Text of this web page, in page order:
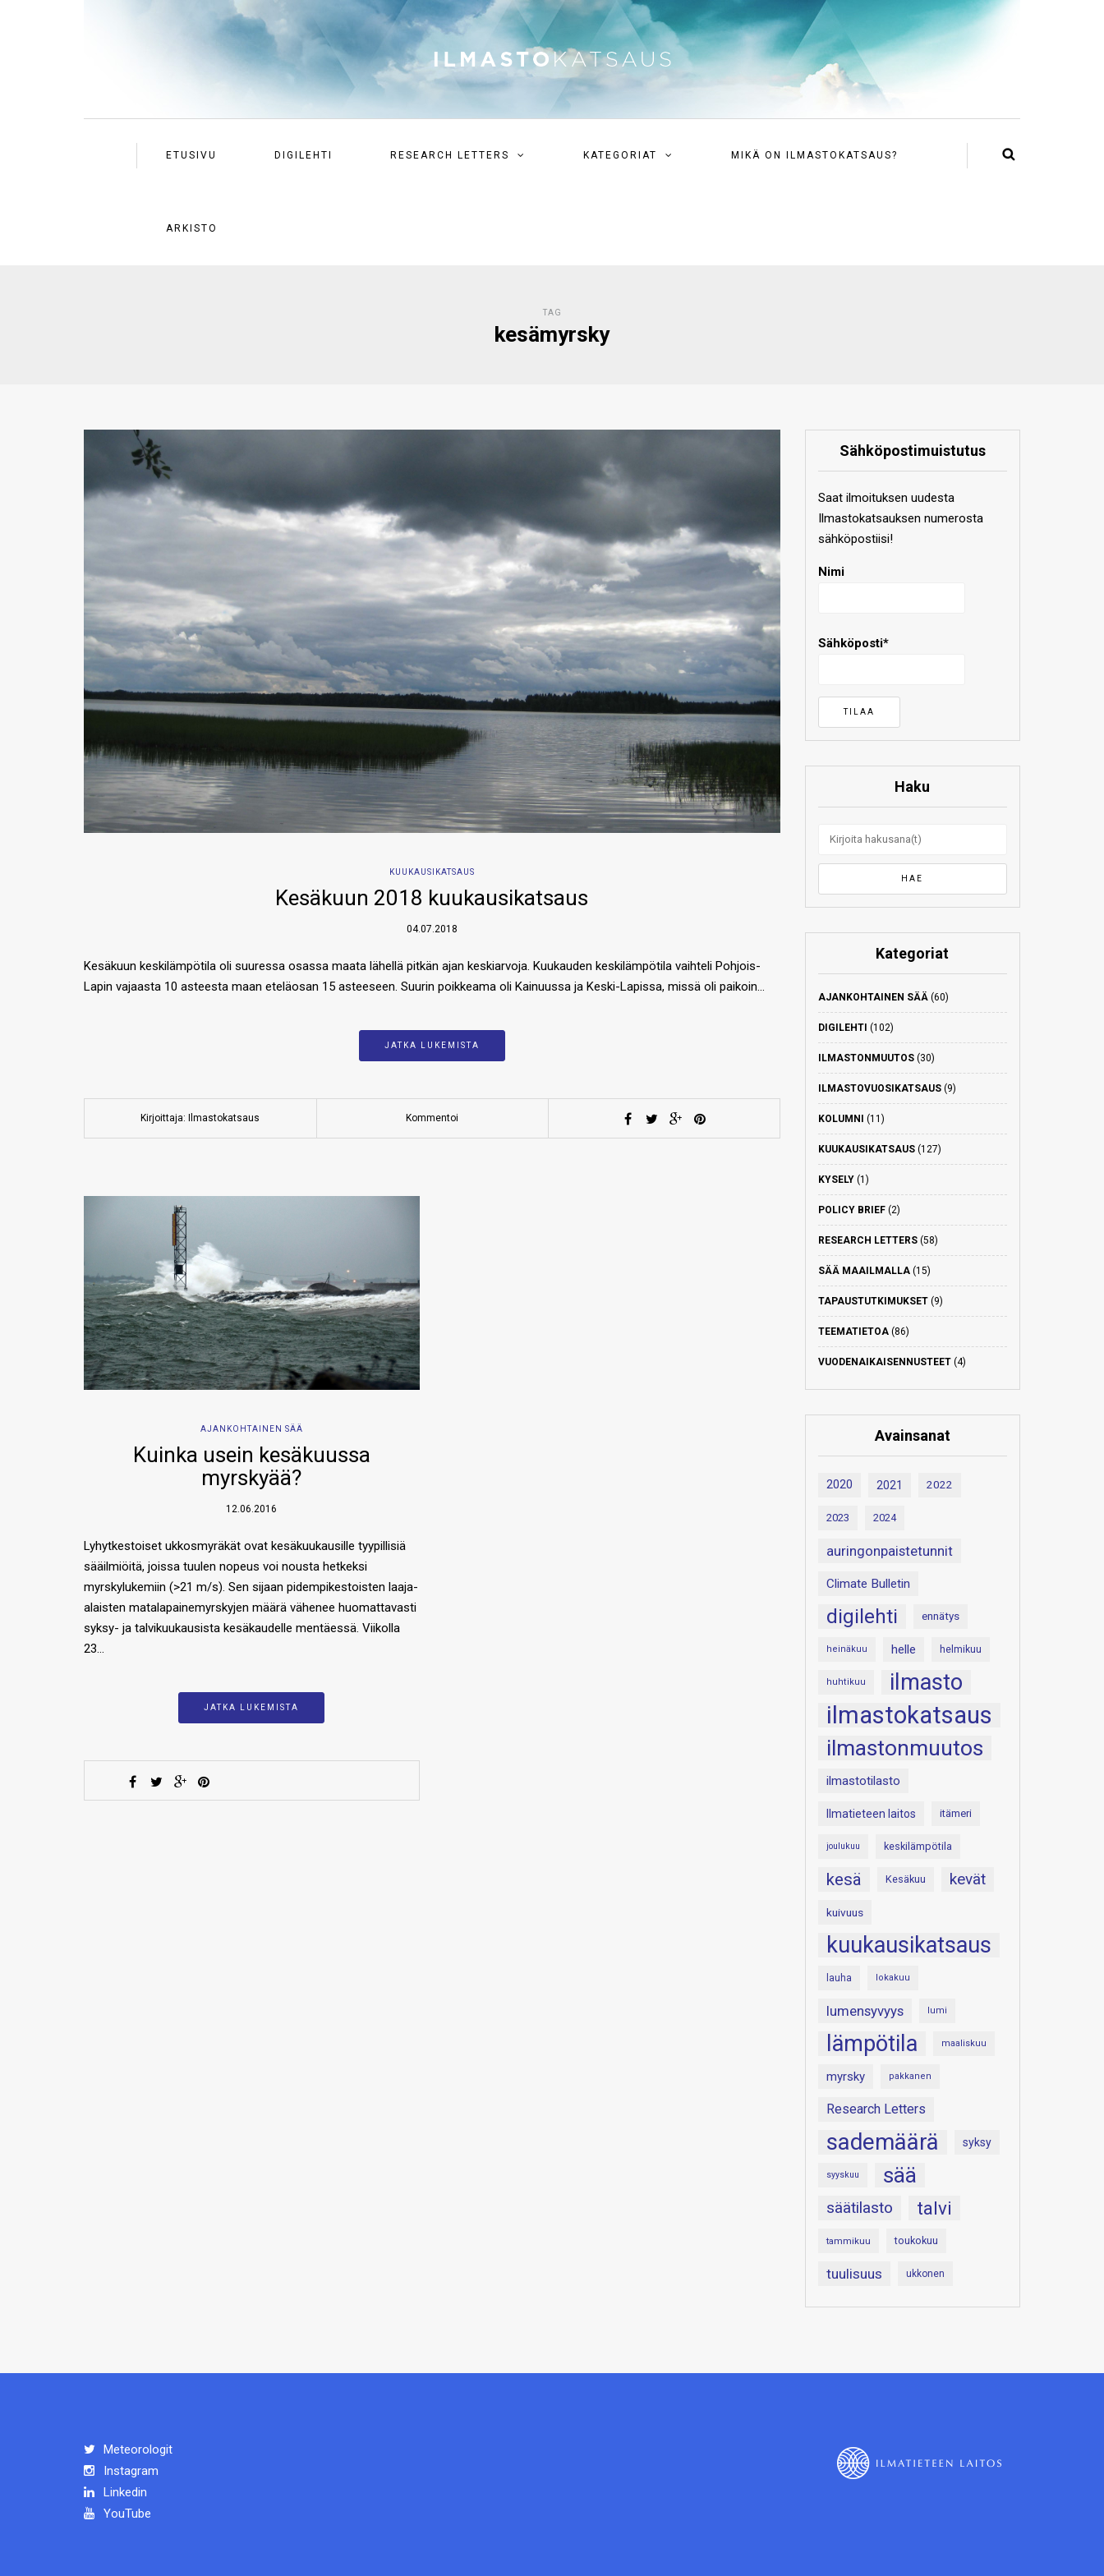
ETUSIVU DIGILEHTI RESEARCH LETTERS KATEGORIAT MIKÄ ON ILMASTOKATSAUS?
ARKISTO
TAG
kesämyrsky
KUUKAUSIKATSAUS
Kesäkuun 2018 kuukausikatsaus
04.07.2018
Kesäkuun keskilämpötila oli suuressa osassa maata lähellä pitkän ajan keskiarvoja. Kuukauden keskilämpötila vaihteli Pohjois-
Lapin vajaasta 10 asteesta maan eteläosan 15 asteeseen. Suurin poikkeama oli Kainuussa ja Keski-Lapissa, missä oli paikoin…
JATKA LUKEMISTA
Kirjoittaja: Ilmastokatsaus Kommentoi
AJANKOHTAINEN SÄÄ
Kuinka usein kesäkuussa
myrskyää?
12.06.2016
Lyhytkestoiset ukkosmyräkät ovat kesäkuukausille tyypillisiä
sääilmiöitä, joissa tuulen nopeus voi nousta hetkeksi
myrskylukemiin (>21 m/s). Sen sijaan pidempikestoisten laaja-
alaisten matalapainemyrskyjen määrä vähenee huomattavasti
syksy- ja talvikuukausista kesäkaudelle mentäessä. Viikolla
23…
JATKA LUKEMISTA
Sähköpostimuistutus
Saat ilmoituksen uudesta
Ilmastokatsauksen numerosta
sähköpostiisi!
Nimi
Sähköposti*
Haku
Kategoriat
AJANKOHTAINEN SÄÄ(60)
DIGILEHTI (102)
ILMASTONMUUTOS(30)
ILMASTOVUOSIKATSAUS(9)
KOLUMNI (11)
KUUKAUSIKATSAUS(127)
KYSELY(1)
POLICY BRIEF(2)
RESEARCH LETTERS(58)
SÄÄ MAAILMALLA(15)
TAPAUSTUTKIMUKSET(9)
TEEMATIETOA(86)
VUODENAIKAISENNUSTEET(4)
Avainsanat
2020 2021 2022
2023 2024
auringonpaistetunnit
Climate Bulletin
digilehti ennätys
heinäkuu helle helmikuu
huhtikuu ilmasto
ilmastokatsaus
ilmastonmuutos
ilmastotilasto
Ilmatieteen laitos itämeri
joulukuu keskilämpötila
kesä Kesäkuu kevät
kuivuus
kuukausikatsaus
lauha lokakuu
lumensyvyys lumi
lämpötila maaliskuu
myrsky pakkanen
Research Letters
sademäärä syksy
syyskuu sää
säätilasto talvi
tammikuu toukokuu
tuulisuus ukkonen
Meteorologit
Instagram
Linkedin
YouTube